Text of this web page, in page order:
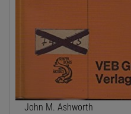
John M. Ashworth